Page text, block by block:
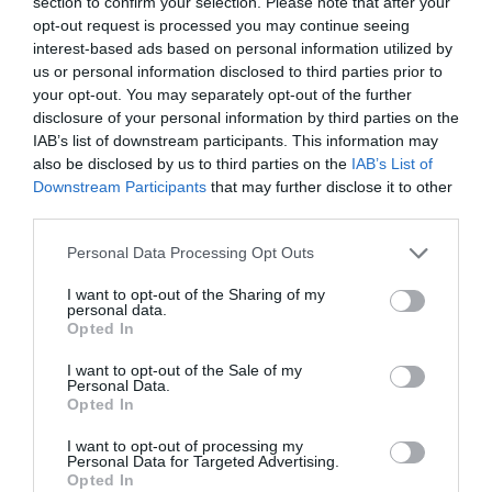
opt-out request is processed you may continue seeing
interest-based ads based on personal information utilized by
us or personal information disclosed to third parties prior to
your opt-out. You may separately opt-out of the further
disclosure of your personal information by third parties on the
IAB’s list of downstream participants. This information may
also be disclosed by us to third parties on the IAB’s List of
Downstream Participants that may further disclose it to other
Please note that this website/app uses one or more Google
not limited to your visit or usage behaviour. You may click to
grant or deny consent to Google and its third-party tags to
use your data for below specified purposes in below Google
consent section.
Personal Data Processing Opt Outs
I want to opt-out of the Sharing of my
personal data.
Opted In
I want to opt-out of the Sale of my
Personal Data.
Opted In
I want to opt-out of processing my
Personal Data for Targeted Advertising.
Opted In
ιδιώτες ή στην Αθήνα
Έλα και ζήσε έναν μήνα και εσύ τον Γενάρη
στην Ανδρο
Και συμβούλεψε τον σουσουδη να γυρίσουν
τα παιδιά του και όχι να φητουν στην Αθηνα σε
γυμνάσιο και λύκειο
13/09/2024 στις 21:30
ΑΠΆΝΤΗΣΗ
Λεροζιδενας